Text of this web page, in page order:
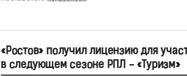
«Ростов» получил лицензию для
в следующем сезоне РПЛ - «Туризм»